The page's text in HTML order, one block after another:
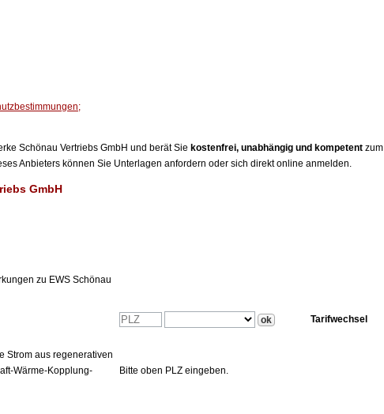
Schönau Vertriebs GmbH und berät Sie kostenfrei, unabhängig und kompetent zum
Anbieters können Sie Unterlagen anfordern oder sich direkt online anmelden.
GmbH
zu EWS Schönau
Tarifwechsel
Strom aus regenerativen
Wärme-Kopplung-
Bitte oben PLZ eingeben.